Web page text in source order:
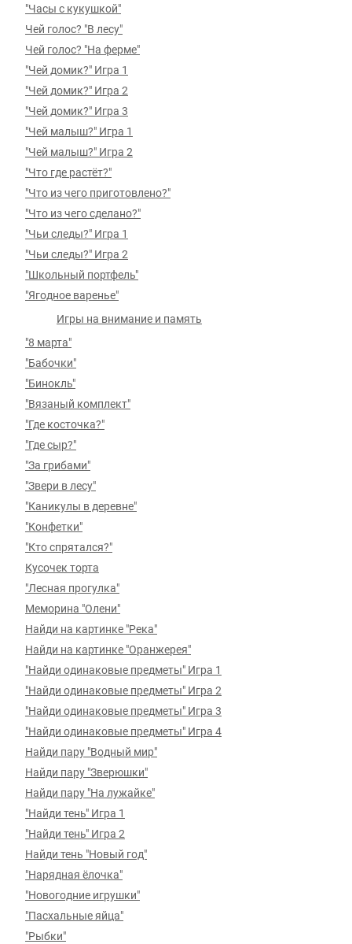
"Часы с кукушкой"
Чей голос? "В лесу"
Чей голос? "На ферме"
"Чей домик?" Игра 1
"Чей домик?" Игра 2
"Чей домик?" Игра 3
"Чей малыш?" Игра 1
"Чей малыш?" Игра 2
"Что где растёт?"
"Что из чего приготовлено?"
"Что из чего сделано?"
"Чьи следы?" Игра 1
"Чьи следы?" Игра 2
"Школьный портфель"
"Ягодное варенье"
Игры на внимание и память
"8 марта"
"Бабочки"
"Бинокль"
"Вязаный комплект"
"Где косточка?"
"Где сыр?"
"За грибами"
"Звери в лесу"
"Каникулы в деревне"
"Конфетки"
"Кто спрятался?"
Кусочек торта
"Лесная прогулка"
Меморина "Олени"
Найди на картинке "Река"
Найди на картинке "Оранжерея"
"Найди одинаковые предметы" Игра 1
"Найди одинаковые предметы" Игра 2
"Найди одинаковые предметы" Игра 3
"Найди одинаковые предметы" Игра 4
Найди пару "Водный мир"
Найди пару "Зверюшки"
Найди пару "На лужайке"
"Найди тень" Игра 1
"Найди тень" Игра 2
Найди тень "Новый год"
"Нарядная ёлочка"
"Новогодние игрушки"
"Пасхальные яйца"
"Рыбки"